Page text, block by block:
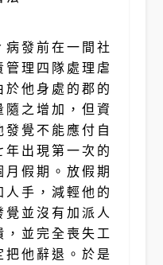
病發前在一間社
理四隊處理虐
於他身處的郡的
隨之增加，但資
覺不能應付自
年出現第一次的
假期。放假期
手，減輕他的
並沒有加派人
並完全喪失工
他辭退。於是